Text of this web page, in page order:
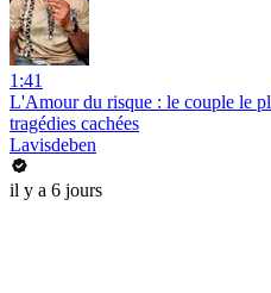
1:41
L'Amour du risque : le couple le
tragédies cachées
Lavisdeben
il y a 6 jours